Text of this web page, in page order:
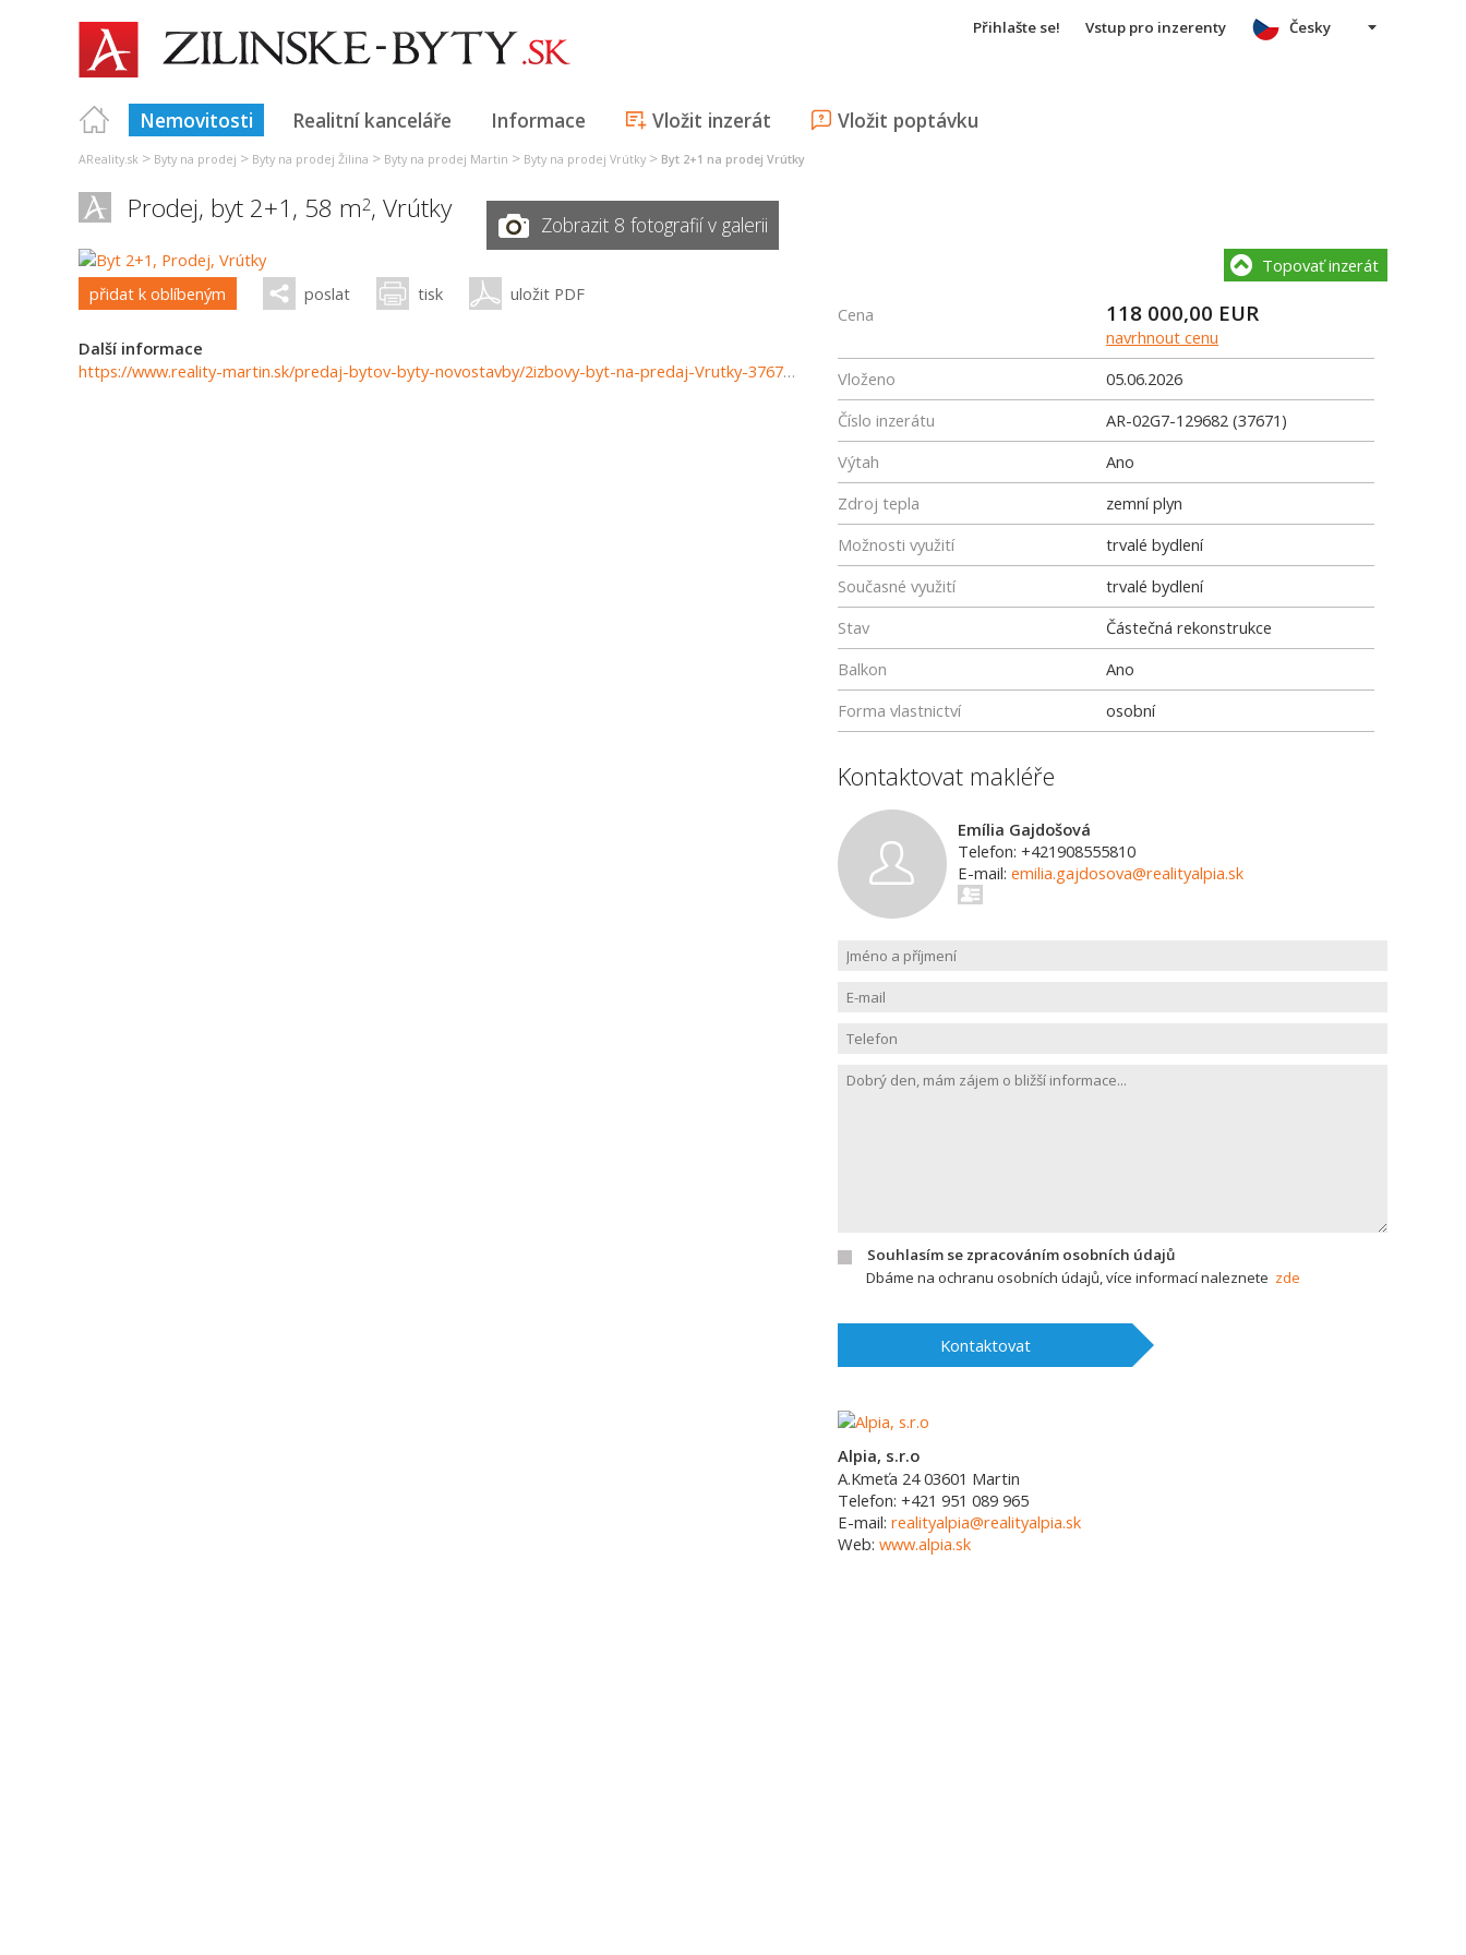
Přihlašte se! Vstup pro inzerenty
Nemovitosti Realitní kanceláře Informace Vložit inzerát Vložit poptávku
Česky
AReality.sk > Byty na prodej > Byty na prodej Žilina > Byty na prodej Martin > Byty na prodej Vrútky > Byt 2+1 na prodej Vrútky
Prodej, byt 2+1, 58 m2, Vrútky Zobrazit 8 fotografií v galerii
přidat k oblíbeným poslat tisk uložit PDF
Další informace
https://www.reality-martin.sk/predaj-bytov-byty-novostavby/2izbovy-byt-na-predaj-Vrutky-37671/?utm_source=areality&utm_medium=xml&utm_term=37671&utm_content=byt&utm_campaign=portaly
Topovať inzerát
Cena 118 000,00 EUR
navrhnout cenu
Vloženo
05.06.2026
Číslo inzerátu
AR-02G7-129682 (37671)
Výtah
Ano
Zdroj tepla
zemní plyn
Možnosti využití
trvalé bydlení
Současné využití
trvalé bydlení
Stav
Částečná rekonstrukce
Balkon
Ano
Forma vlastnictví
osobní
Kontaktovat makléře
Emília Gajdošová
Telefon: +421908555810
E-mail: emilia.gajdosova@realityalpia.sk
Souhlasím se zpracováním osobních údajů
Dbáme na ochranu osobních údajů, více informací naleznete zde
Kontaktovat
Alpia, s.r.o
A.Kmeťa 24 03601 Martin
Telefon: +421 951 089 965
E-mail: realityalpia@realityalpia.sk
Web: www.alpia.sk